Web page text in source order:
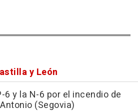
y León
6 y la N-6 por el incendio de
(Segovia)